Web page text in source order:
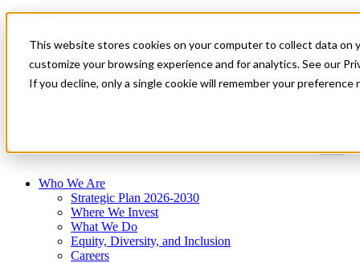
This website stores cookies on your computer to collect data on
customize your browsing experience and for analytics. See our
If you decline, only a single cookie will remember your
News & Events
Get Started
Who We Are
Strategic Plan 2026-2030
Where We Invest
What We Do
Equity, Diversity, and Inclusion
Careers